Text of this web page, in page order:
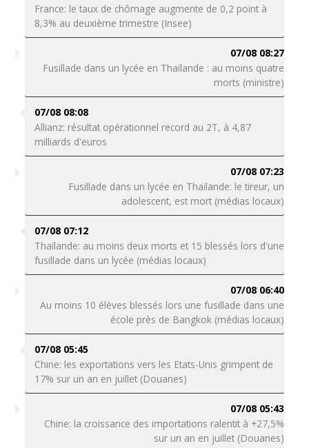
France: le taux de chômage augmente de 0,2 point à
8,3% au deuxième trimestre (Insee)
07/08 08:27
Fusillade dans un lycée en Thaïlande : au moins quatre
morts (ministre)
07/08 08:08
Allianz: résultat opérationnel record au 2T, à 4,87
milliards d'euros
07/08 07:23
Fusillade dans un lycée en Thaïlande: le tireur, un
adolescent, est mort (médias locaux)
07/08 07:12
Thaïlande: au moins deux morts et 15 blessés lors d'une
fusillade dans un lycée (médias locaux)
07/08 06:40
Au moins 10 élèves blessés lors une fusillade dans une
école près de Bangkok (médias locaux)
07/08 05:45
Chine: les exportations vers les Etats-Unis grimpent de
17% sur un an en juillet (Douanes)
07/08 05:43
Chine: la croissance des importations ralentit à +27,5%
sur un an en juillet (Douanes)